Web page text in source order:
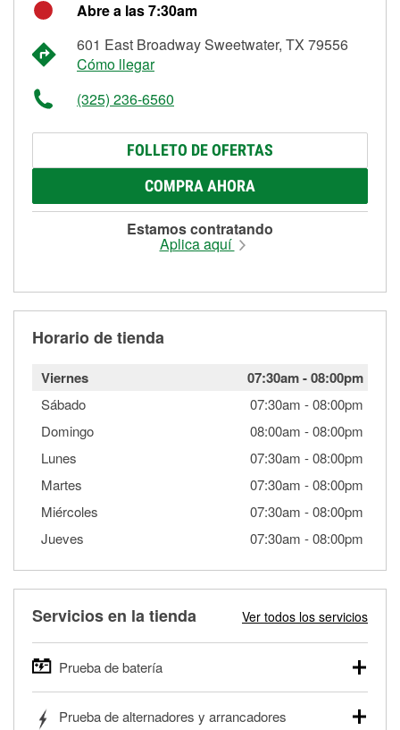
Abre a las 7:30am
601 East Broadway Sweetwater, TX 79556
Cómo llegar
(325) 236-6560
FOLLETO DE OFERTAS
COMPRA AHORA
Estamos contratando
Aplica aquí
Horario de tienda
Viernes 07:30am-08:00pm
Sábado 07:30am -08:00pm
Domingo
08:00am -08:00pm
Lunes
07:30am -08:00pm
Martes
07:30am -08:00pm
Miércoles
07:30am -08:00pm
Jueves
07:30am -08:00pm
Servicios en la tienda Ver todos los servicios
Prueba de batería
autos, camionetas, SUVs, vehículos comerciales y
Prueba de alternadores y arrancadores